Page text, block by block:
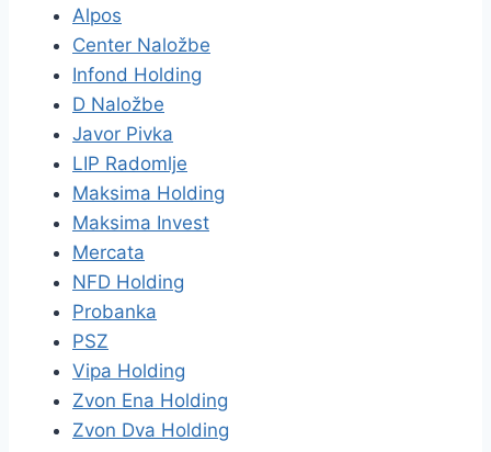
Alpos
Center Naložbe
Infond Holding
D Naložbe
Javor Pivka
LIP Radomlje
Maksima Holding
Maksima Invest
Mercata
NFD Holding
Probanka
PSZ
Vipa Holding
Zvon Ena Holding
Zvon Dva Holding